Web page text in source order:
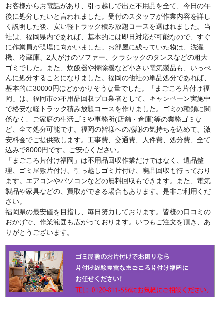
お客様からお電話があり、引っ越しで出た不用品を全て、今日の午
後に処分したいと言われました。受付のスタッフが作業内容を詳し
く説明した後、安い軽トラック積み放題コースを選ばれました。当
社は、福岡県内であれば、基本的には即日対応が可能なので、すぐ
に作業員が現場に向かいました。お部屋に残っていた物は、洗濯
機、冷蔵庫、2人がけのソファー、クラシックのタンスなどの粗大
ゴミでした。また、炊飯器や掃除機など小さい電気製品も、いっぺ
んに処分することになりました。福岡の他社の単品処分であれば、
基本的に30000円ほどかかりそうな量でした。「まごころ片付け福
岡」は、福岡市の不用品回収プロ業者として、キャンペーン実施中
で格安な軽トラック積み放題コースを作りました。ゴミの種類に関
係なく、ご家庭の生活ゴミや事務所(店舗・倉庫)等の業務ゴミな
ど、全て処分可能です。福岡の皆様への感謝の気持ちを込めて、激
安料金でご提供致します。工事費、交通費、人件費、処分費、全て
込みで8000円です。ご安心ください。
「まごころ片付け福岡」は不用品回収作業だけではなく、遺品整
理、ゴミ屋敷片付け、引っ越しゴミ片付け、廃品回収も行っており
ます。エアコンやパソコンなどの無料回収もできます。また、電気
製品や家具などの、買取ができる場合もあります。是非ご利用くだ
さい。
福岡県の最安値を目指し、毎日努力しております。皆様の口コミの
おかげで、作業範囲も広がっております。いつもご注文を頂き、あ
りがとうございます。